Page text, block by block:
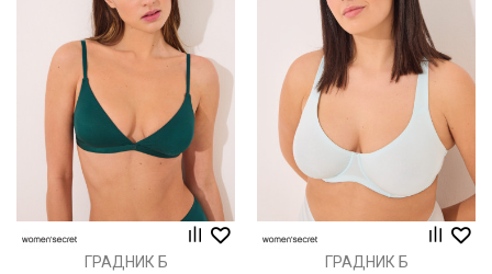
ГРАДНИК Б ГРАДНИК Б